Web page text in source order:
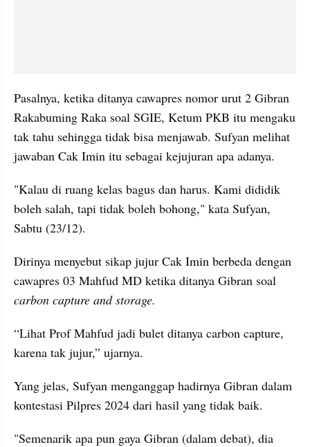
Pasalnya, ketika ditanya cawapres nomor urut 2 Gibran
Rakabuming Raka soal SGIE, Ketum PKB itu mengaku
tak tahu sehingga tidak bisa menjawab. Sufyan melihat
jawaban Cak Imin itu sebagai kejujuran apa adanya.
"Kalau di ruang kelas bagus dan harus. Kami dididik
boleh salah, tapi tidak boleh bohong," kata Sufyan,
Sabtu (23/12).
Dirinya menyebut sikap jujur Cak Imin berbeda dengan
carbon capture and storage.
“Lihat Prof Mahfud jadi bulet ditanya carbon capture,
karena tak jujur,” ujarnya.
Yang jelas, Sufyan menganggap hadirnya Gibran dalam
kontestasi Pilpres 2024 dari hasil yang tidak baik.
"Semenarik apa pun gaya Gibran (dalam debat), dia